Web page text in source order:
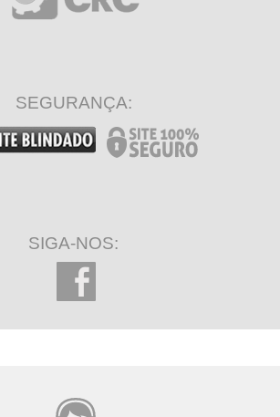
SEGURANÇA:
SIGA-NOS: